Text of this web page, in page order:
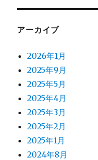
アーカイブ
2026年1月
2025年9月
2025年5月
2025年4月
2025年3月
2025年2月
2025年1月
2024年8月